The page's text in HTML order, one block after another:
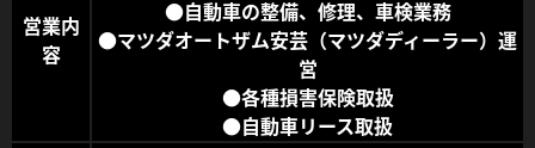
営業内
容
●自動車の整備、修理、車検業務
●マツダオートザム安芸（マツダディーラー）運
営
●各種損害保険取扱
●自動車リース取扱